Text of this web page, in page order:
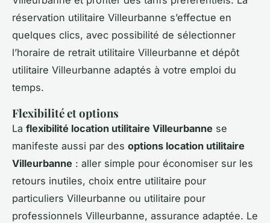
réservation utilitaire Villeurbanne s’effectue en
quelques clics, avec possibilité de sélectionner
l’horaire de retrait utilitaire Villeurbanne et dépôt
utilitaire Villeurbanne adaptés à votre emploi du
temps.
Flexibilité et options
La flexibilité location utilitaire Villeurbanne se
manifeste aussi par des options location utilitaire
Villeurbanne : aller simple pour économiser sur les
retours inutiles, choix entre utilitaire pour
particuliers Villeurbanne ou utilitaire pour
professionnels Villeurbanne, assurance adaptée. Le